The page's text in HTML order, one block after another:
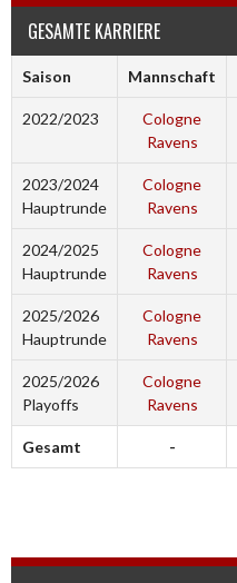
GESAMTE KARRIERE
Saison Mannschaft
2022/2023
Cologne
Ravens
2023/2024
Hauptrunde
Cologne
Ravens
2024/2025
Hauptrunde
Cologne
Ravens
2025/2026
Hauptrunde
Cologne
Ravens
2025/2026
Playoffs
Cologne
Ravens
Gesamt -